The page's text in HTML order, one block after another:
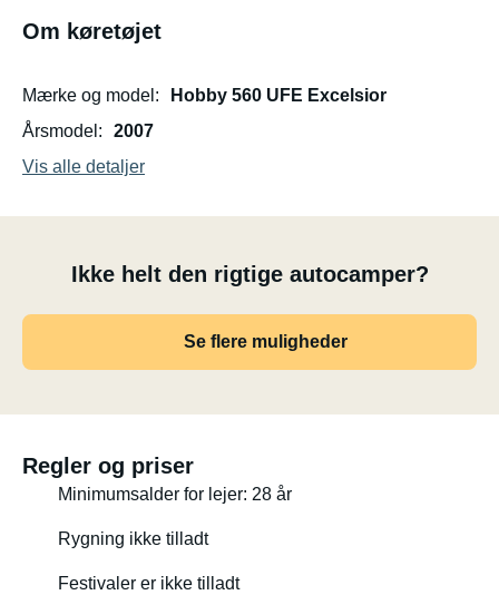
Om køretøjet
Mærke og model
Hobby 560 UFE Excelsior
Årsmodel
2007
Vis alle detaljer
Ikke helt den rigtige autocamper?
Se flere muligheder
Regler og priser
Minimumsalder for lejer: 28 år
Rygning ikke tilladt
Festivaler er ikke tilladt